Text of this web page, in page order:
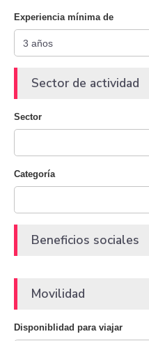
Experiencia mínima de
Sector de actividad
Sector
Categoría
Beneficios sociales
Movilidad
Disponiblidad para viajar